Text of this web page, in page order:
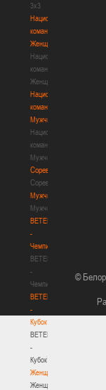
3х3
Национальная
команда.
Женщины
Национальная
команда.
Женщины
Национальная
команда.
Мужчины
Национальная
команда.
Мужчины
Соревнования
Соревнования
Мужчины
Мужчины
BETERA
-
Чемпионат
BETERA
-
Чемпионат
BETERA
-
Кубок
BETERA
-
Кубок
Женщины
Женщины
©